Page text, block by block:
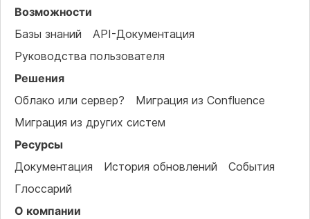
Возможности
Базы знаний
API-Документация
Руководства пользователя
Решения
Облако или сервер?
Миграция из Confluence
Миграция из других систем
Ресурсы
Документация
История обновлений
События
Глоссарий
О компании